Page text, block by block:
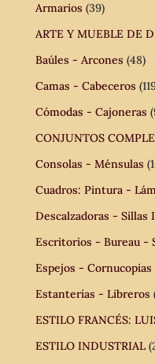
Armarios (39)
ARTE Y MUEBLE DE
Baúles - Arcones (48)
Camas - Cabeceros
Cómodas - Cajoneras
CONJUNTOS
Consolas - Ménsulas
Cuadros: Pintura -
Descalzadoras - Sillas
Escritorios - Bureau -
Espejos - Cornucopias
Estanterías - Libreros
ESTILO FRANCÉS:
ESTILO INDUSTRIAL